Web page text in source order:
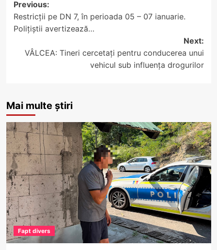
Post
navigation
Previous:
Restricții pe DN 7, în perioada 05 – 07 ianuarie.
Polițiștii avertizează…
Next:
VÂLCEA: Tineri cercetați pentru conducerea unui
vehicul sub influența drogurilor
Mai multe știri
Fapt divers